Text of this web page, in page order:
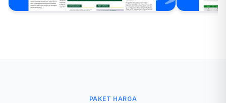
PAKET HARGA